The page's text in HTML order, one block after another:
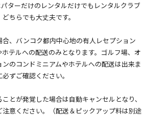
パターだけのレンタルだけでもレンタルクラブ
ちらでも大丈夫です。
合、バンコク都内中心地の有人レセプション
テルへの配送のみとなります。ゴルフ場、オ
のコンドミニアムやホテルへの配送は出来ま
ずご確認ください。
とが発覚した場合は自動キャンセルとなり、
意ください。（配送＆ピックアップ料は別途